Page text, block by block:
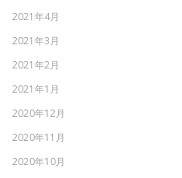
2021年4月
2021年3月
2021年2月
2021年1月
2020年12月
2020年11月
2020年10月